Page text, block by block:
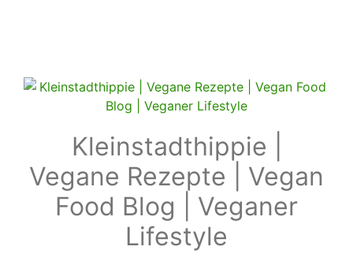
Kleinstadthippie |
Vegane Rezepte | Vegan
Food Blog | Veganer
Lifestyle